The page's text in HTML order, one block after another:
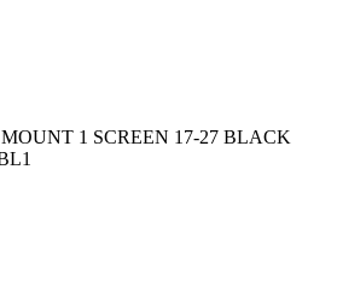
1 SCREEN 17-27 BLACK